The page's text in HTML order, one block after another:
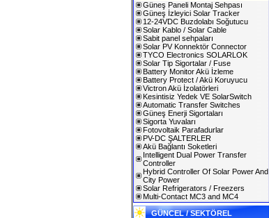
Güneş Paneli Montaj Sehpası
Güneş İzleyici Solar Tracker
12-24VDC Buzdolabı Soğutucu
Solar Kablo / Solar Cable
Sabit panel sehpaları
Solar PV Konnektör Connector
TYCO Electronics SOLARLOK
Solar Tip Sigortalar / Fuse
Battery Monitor Akü İzleme
Battery Protect / Akü Koruyucu
Victron Akü İzolatörleri
Kesintisiz Yedek VE SolarSwitch
Automatic Transfer Switches
Güneş Enerji Sigortaları
Sigorta Yuvaları
Fotovoltaik Parafadurlar
PV-DC ŞALTERLER
Akü Bağlantı Soketleri
Intelligent Dual Power Transfer
Controller
Hybrid Controller Of Solar Power And
City Power
Solar Refrigerators / Freezers
Multi-Contact MC3 and MC4
GÜNCEL / SEKTÖREL